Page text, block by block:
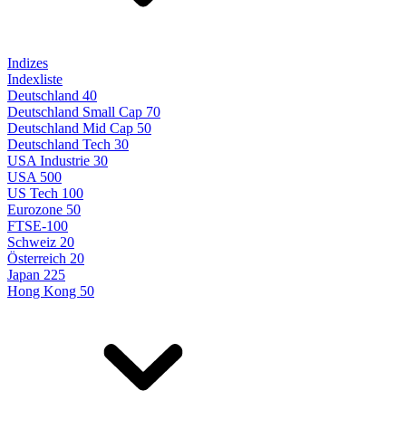
Indizes
Indexliste
Deutschland 40
Deutschland Small Cap 70
Deutschland Mid Cap 50
Deutschland Tech 30
USA Industrie 30
USA 500
US Tech 100
Eurozone 50
FTSE-100
Schweiz 20
Österreich 20
Japan 225
Hong Kong 50